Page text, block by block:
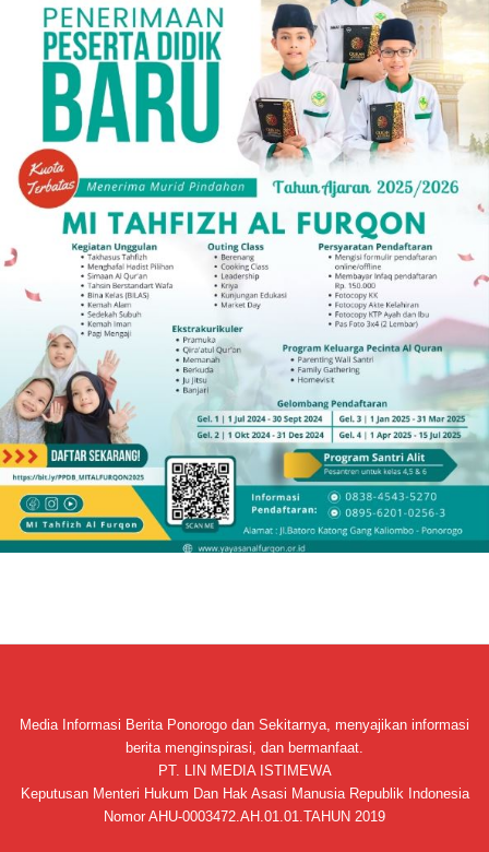
Media Informasi Berita Ponorogo dan Sekitarnya, menyajikan informasi
berita menginspirasi, dan bermanfaat.
PT. LIN MEDIA ISTIMEWA
Keputusan Menteri Hukum Dan Hak Asasi Manusia Republik Indonesia
Nomor AHU-0003472.AH.01.01.TAHUN 2019